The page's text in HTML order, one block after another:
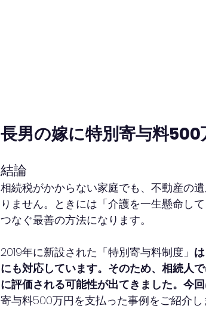
長男の嫁に特別寄与料
結論
相続税がかからない家庭でも、不動産の
りません。ときには「介護を一生懸命し
つなぐ最善の方法になります。
2019年に新設された「特別寄与料制度」
にも対応しています。そのため、相続人
に評価される可能性が出てきました。今
寄与料500万円を支払った事例をご紹介し